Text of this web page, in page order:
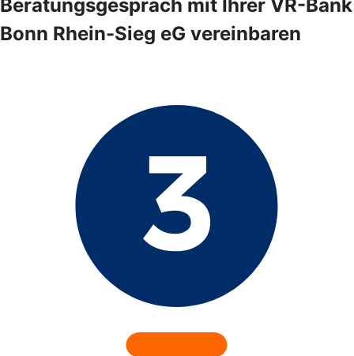
Beratungsgespräch mit Ihrer VR-Bank
Bonn Rhein-Sieg eG vereinbaren